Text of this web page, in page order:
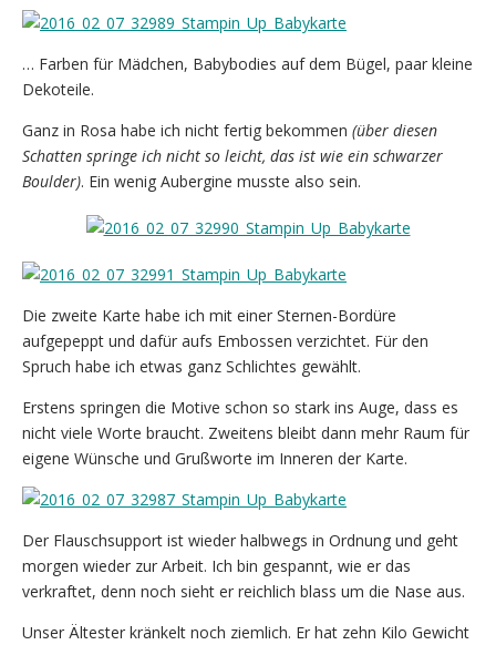
… Farben für Mädchen, Babybodies auf dem Bügel, paar kleine
Dekoteile.
Ganz in Rosa habe ich nicht fertig bekommen (über diesen
Schatten springe ich nicht so leicht, das ist wie ein schwarzer
Boulder). Ein wenig Aubergine musste also sein.
Die zweite Karte habe ich mit einer Sternen-Bordüre
aufgepeppt und dafür aufs Embossen verzichtet. Für den
Spruch habe ich etwas ganz Schlichtes gewählt.
Erstens springen die Motive schon so stark ins Auge, dass es
nicht viele Worte braucht. Zweitens bleibt dann mehr Raum für
eigene Wünsche und Grußworte im Inneren der Karte.
Der Flauschsupport ist wieder halbwegs in Ordnung und geht
morgen wieder zur Arbeit. Ich bin gespannt, wie er das
verkraftet, denn noch sieht er reichlich blass um die Nase aus.
Unser Ältester kränkelt noch ziemlich. Er hat zehn Kilo Gewicht